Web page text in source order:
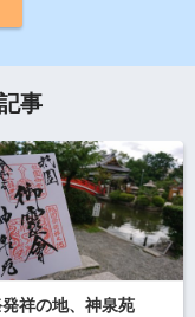
事
祥の地、神泉苑